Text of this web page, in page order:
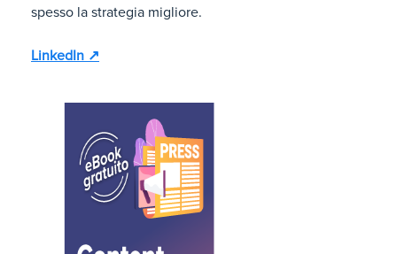
spesso la strategia migliore.
LinkedIn ↗